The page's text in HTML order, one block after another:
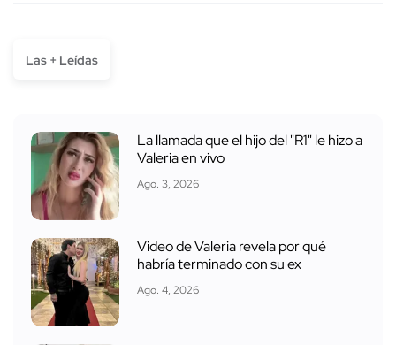
Las + Leídas
La llamada que el hijo del "R1" le hizo a
Valeria en vivo
Ago. 3, 2026
Video de Valeria revela por qué
habría terminado con su ex
Ago. 4, 2026